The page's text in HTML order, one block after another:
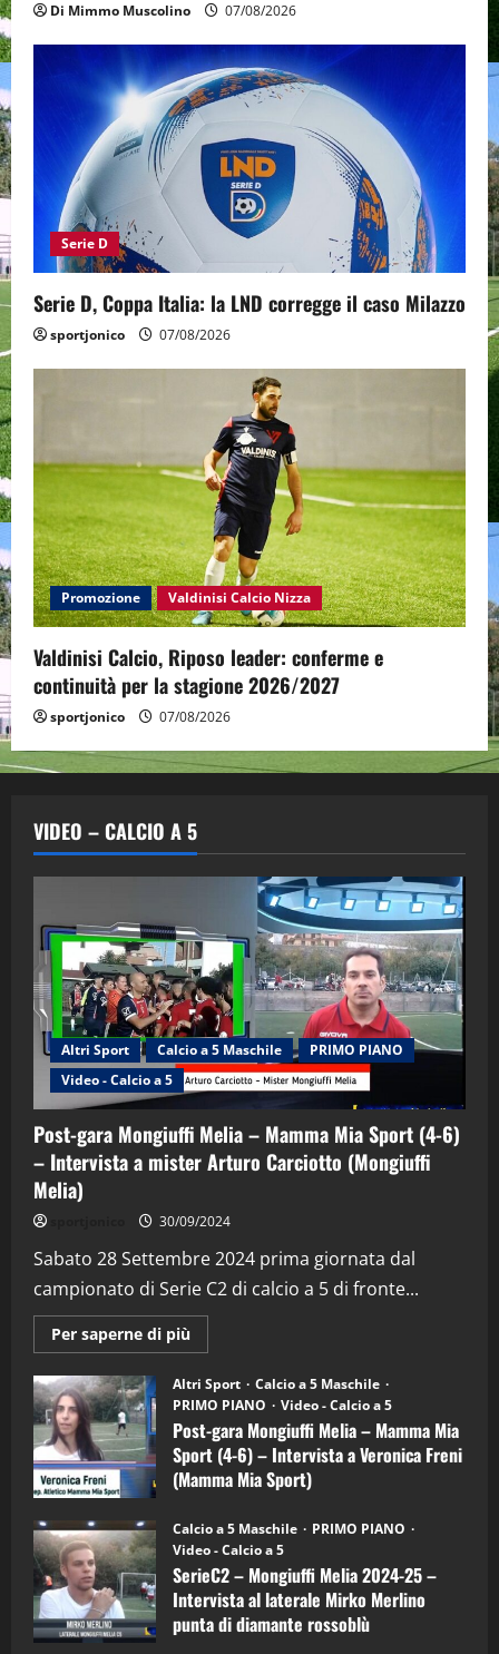
Di Mimmo Muscolino 07/08/2026
Serie D
Serie D, Coppa Italia: la LND corregge il caso Milazzo
sportjonico 07/08/2026
Promozione Valdinisi Calcio Nizza
Valdinisi Calcio, Riposo leader: conferme e
continuità per la stagione 2026/2027
sportjonico 07/08/2026
VIDEO – CALCIO A 5
Altri Sport Calcio a 5 Maschile
PRIMO PIANO
Video - Calcio a 5
Post-gara Mongiuffi Melia – Mamma Mia Sport (4-6)
– Intervista a mister Arturo Carciotto (Mongiuffi
Melia)
30/09/2024
Sabato 28 Settembre 2024 prima giornata dal
campionato di Serie C2 di calcio a 5 di fronte...
Per saperne di più
informazioni
Post-
gara
Mongiuffi
Melia
–
Mamma
Mia
Sport
6)
–
Intervista
a
mister
Arturo
Carciotto
(Mongiuffi
Altri Sport
Calcio a 5 Maschile
PRIMO PIANO
Video - Calcio a 5
Post-gara Mongiuffi Melia – Mamma Mia
Sport (4-6) – Intervista a Veronica Freni
(Mamma Mia Sport)
Calcio a 5 Maschile
PRIMO PIANO
Video - Calcio a 5
SerieC2 – Mongiuffi Melia 2024-25 –
Intervista al laterale Mirko Merlino
punta di diamante rossoblù
2
“SportEmpire” in Podcast: 29^ Puntata
(Martedi 28 Aprile 2026)
28/04/2026
3
"SportEmpire" in Podcast
“SportEmpire” in Podcast: 28^ Puntata
(Martedi 21 Aprile 2026)
21/04/2026
4
“SportEmpire” in Podcast: 27^ Puntata
(Martedi 14 Aprile 2026)
15/04/2026